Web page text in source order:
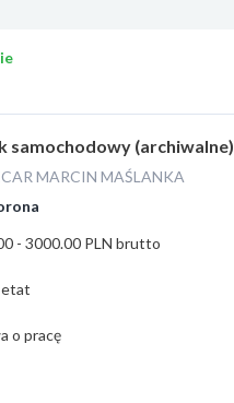
samochodowy (archiwalne)
MARCIN MAŚLANKA
- 3000.00 PLN brutto
etat
o pracę